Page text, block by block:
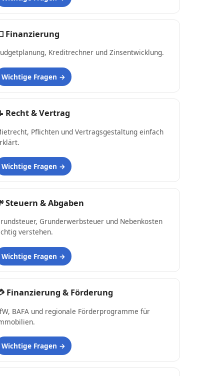
Finanzierung
Kreditrechner und Zinsentwicklung.
Wichtige Fragen
Recht & Vertrag
Pflichten und Vertragsgestaltung einfach
Wichtige Fragen
Steuern & Abgaben
Grunderwerbsteuer und Nebenkosten
verstehen.
Wichtige Fragen
Finanzierung & Förderung
BAFA und regionale Förderprogramme für
Wichtige Fragen